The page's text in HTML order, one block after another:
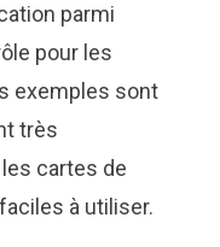
parmi
pour les
exemples sont
très
cartes de
à utiliser.